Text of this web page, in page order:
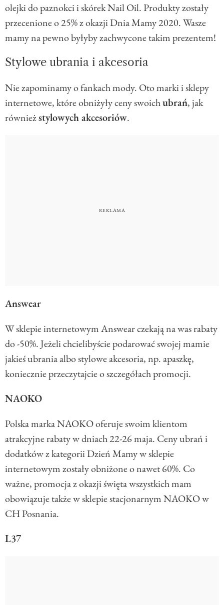
olejki do paznokci i skórek Nail Oil. Produkty zostały
przecenione o 25% z okazji Dnia Mamy 2020. Wasze
mamy na pewno byłyby zachwycone takim prezentem!
Stylowe ubrania i akcesoria
Nie zapominamy o fankach mody. Oto marki i sklepy
internetowe, które obniżyły ceny swoichubrań, jak
równieżstylowych akcesoriów.
Answear
W sklepie internetowym Answear czekają na was rabaty
do -50%. Jeżeli chcielibyście podarować swojej mamie
jakieś ubrania albo stylowe akcesoria, np. apaszkę,
koniecznie przeczytajcie o szczegółach promocji.
NAOKO
Polska marka NAOKO oferuje swoim klientom
atrakcyjne rabaty w dniach 22-26 maja. Ceny ubrań i
dodatków z kategorii Dzień Mamy w sklepie
internetowym zostały obniżone o nawet 60%. Co
ważne, promocja z okazji święta wszystkich mam
obowiązuje także w sklepie stacjonarnym NAOKO w
CH Posnania.
L37